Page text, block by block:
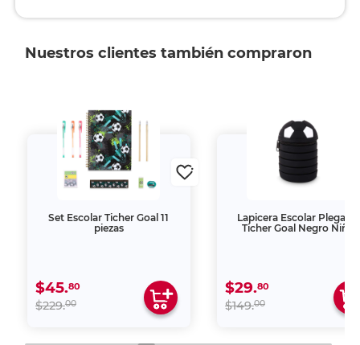
Nuestros clientes también compraron
Set Escolar Ticher Goal 11
piezas
$45.80
$229.00
Lapicera Escolar Plegable
Ticher Goal Negro Niño
$29.80
$149.00